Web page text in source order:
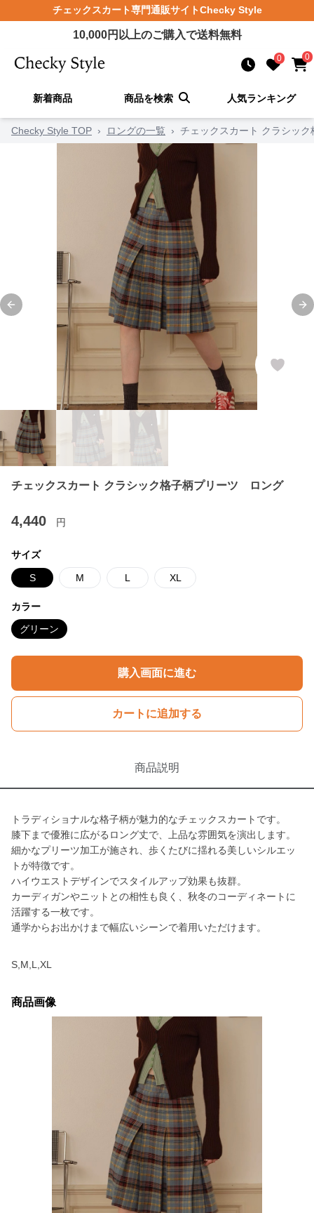
チェックスカート専門通販サイトChecky Style
10,000円以上のご購入で送料無料
0 0
新着商品 商品を検索 人気ランキング
Checky Style TOP › ロングの一覧 › チェックスカート クラシッ
Previous slide
チェックスカート クラシック格子柄プリーツ ロング
4,440 円
サイズ
S M L XL
カラー
グリーン
購入画面に進む
カートに追加する
商品説明
トラディショナルな格子柄が魅力的なチェックスカートです。
膝下まで優雅に広がるロング丈で、上品な雰囲気を演出します。
細かなプリーツ加工が施され、歩くたびに揺れる美しいシルエッ
トが特徴です。
ハイウエストデザインでスタイルアップ効果も抜群。
カーディガンやニットとの相性も良く、秋冬のコーディネートに
活躍する一枚です。
通学からお出かけまで幅広いシーンで着用いただけます。
S,M,L,XL
商品画像